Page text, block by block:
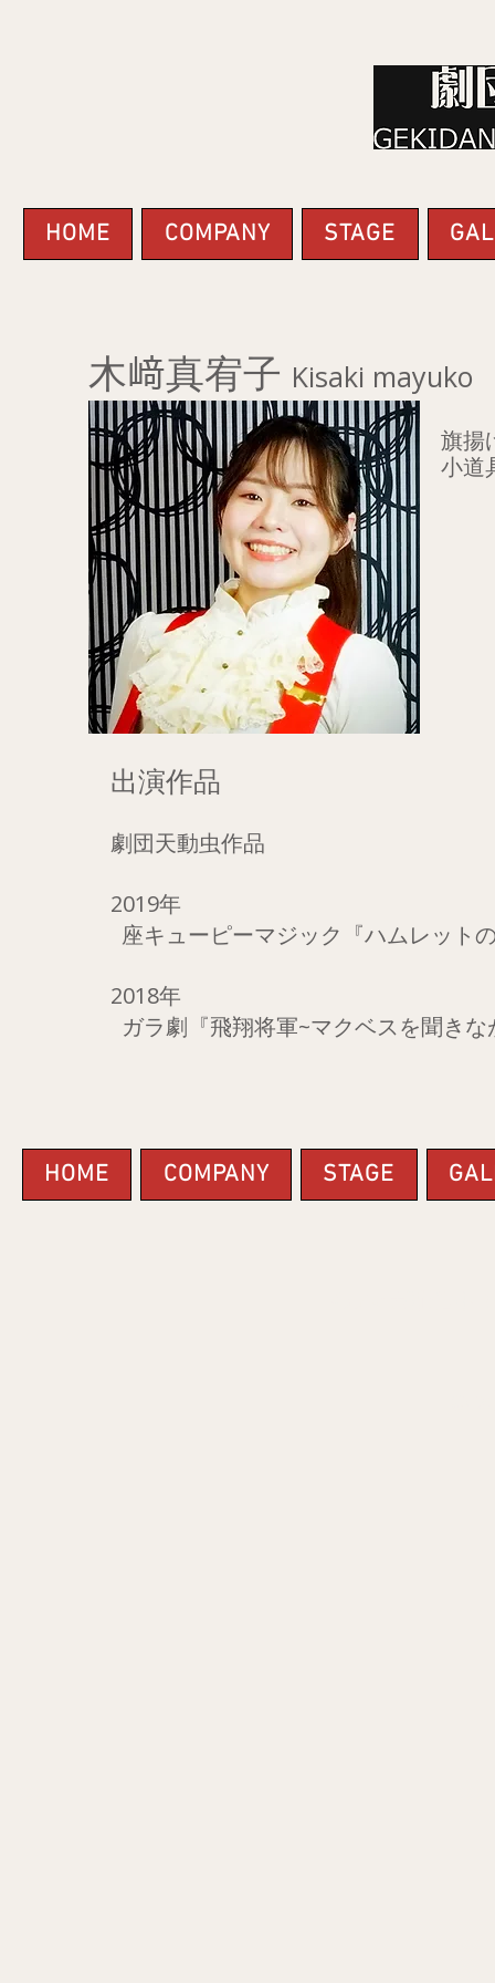
HOME COMPANY STAGE
木﨑真宥子 Kisaki mayuko
旗揚
小道
出演作品
劇団天動虫作品​
2019年
座キューピーマジック 『ハムレット
2018年
​ ガラ劇 『飛翔将軍~マクベスを聞き
HOME COMPANY STAGE